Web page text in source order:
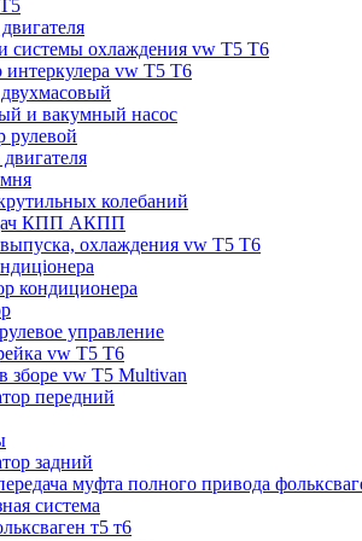
системы охлаждения vw T5 T6
интеркулера vw T5 T6
и вакумный насос
рулевой
колебаний
КПП АКПП
охлаждения vw T5 T6
кондиционера
управление
vw T5 T6
зборе vw T5 Multivan
передний
задний
муфта полного привода
система
т5 т6